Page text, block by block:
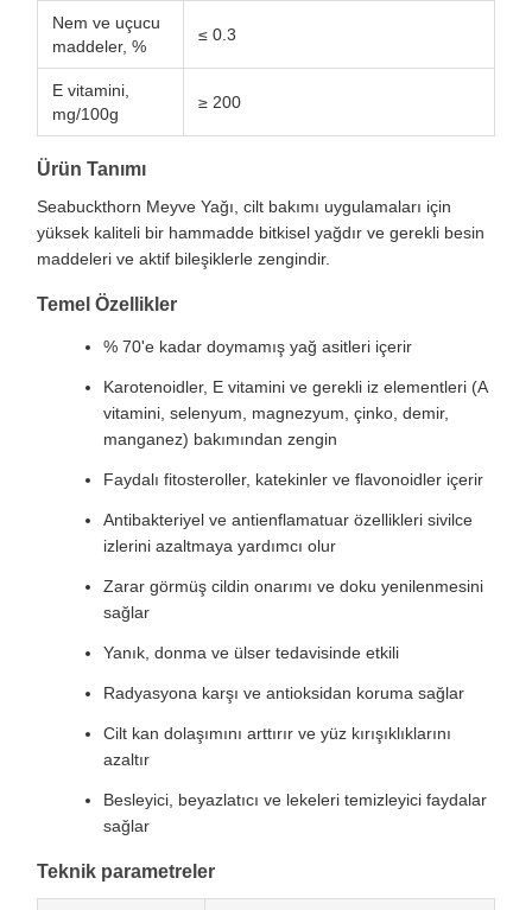
Nem ve uçucu
maddeler, %
≤ 0.3
E vitamini,
mg/100g
≥ 200
Ürün Tanımı
Seabuckthorn Meyve Yağı, cilt bakımı uygulamaları için
yüksek kaliteli bir hammadde bitkisel yağdır ve gerekli besin
maddeleri ve aktif bileşiklerle zengindir.
Temel Özellikler
% 70'e kadar doymamış yağ asitleri içerir
Karotenoidler, E vitamini ve gerekli iz elementleri (A
vitamini, selenyum, magnezyum, çinko, demir,
manganez) bakımından zengin
Faydalı fitosteroller, katekinler ve flavonoidler içerir
Antibakteriyel ve antienflamatuar özellikleri sivilce
izlerini azaltmaya yardımcı olur
Zarar görmüş cildin onarımı ve doku yenilenmesini
sağlar
Yanık, donma ve ülser tedavisinde etkili
Radyasyona karşı ve antioksidan koruma sağlar
Cilt kan dolaşımını arttırır ve yüz kırışıklıklarını
azaltır
Besleyici, beyazlatıcı ve lekeleri temizleyici faydalar
sağlar
Teknik parametreler